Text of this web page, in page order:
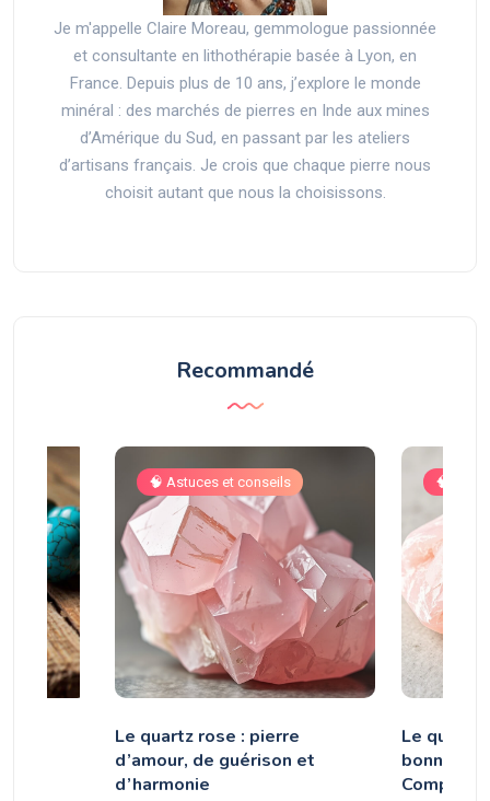
Je m'appelle Claire Moreau, gemmologue passionnée
et consultante en lithothérapie basée à Lyon, en
France. Depuis plus de 10 ans, j’explore le monde
minéral : des marchés de pierres en Inde aux mines
d’Amérique du Sud, en passant par les ateliers
d’artisans français. Je crois que chaque pierre nous
choisit autant que nous la choisissons.
Recommandé
🧠 Astuces et conseils
Le quartz rose : pierre
d’amour, de guérison et
d’harmonie
🧠
Le quartz
bonne